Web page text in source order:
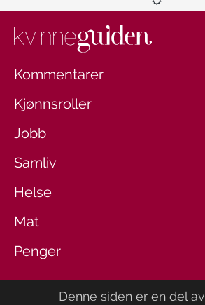
Kommentarer
Kjønnsroller
Jobb
Samliv
Helse
Mat
Penger
Denne siden er en del av